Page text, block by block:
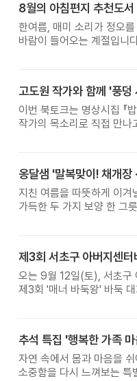
8월의 아침편지 추천도서
한여름, 매미 소리가 정오
바람이 들어오는 계절입니
고도원 작가와 함께 '풍덩
이번 북토크는 명상시집 『
작가의 목소리로 직접 만나
옹달샘 '말복맞이! 채개장
지친 여름을 따뜻하게 이겨
가득한 두 가지 보양 한 그
오는 9월 12일(토), 서초구
제3회 '매너 바둑왕' 바둑
추석 특집 '행복한 가족
자연 속에서 몸과 마음을 쉬
소중함을 다시 느껴보는 특